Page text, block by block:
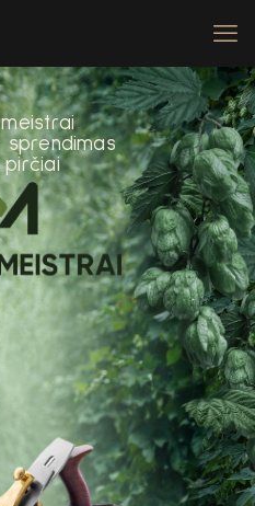
meistrai
sprendimas
pirčiai